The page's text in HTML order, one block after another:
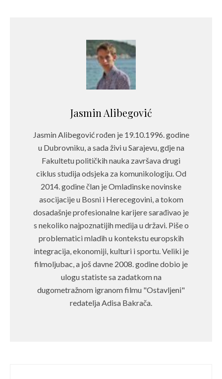
Jasmin Alibegović
Jasmin Alibegović rođen je 19.10.1996. godine
u Dubrovniku, a sada živi u Sarajevu, gdje na
Fakultetu političkih nauka završava drugi
ciklus studija odsjeka za komunikologiju. Od
2014. godine član je Omladinske novinske
asocijacije u Bosni i Herecegovini, a tokom
dosadašnje profesionalne karijere sarađivao je
s nekoliko najpoznatijih medija u državi. Piše o
problematici mladih u kontekstu europskih
integracija, ekonomiji, kulturi i sportu. Veliki je
filmoljubac, a još davne 2008. godine dobio je
ulogu statiste sa zadatkom na
dugometražnom igranom filmu "Ostavljeni"
redatelja Adisa Bakrača.